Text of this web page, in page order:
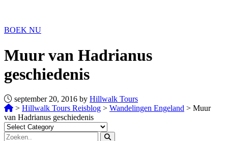
BOEK NU
Muur van Hadrianus
geschiedenis
september 20, 2016 by Hillwalk Tours
> Hillwalk Tours Reisblog > Wandelingen Engeland > Muur
van Hadrianus geschiedenis